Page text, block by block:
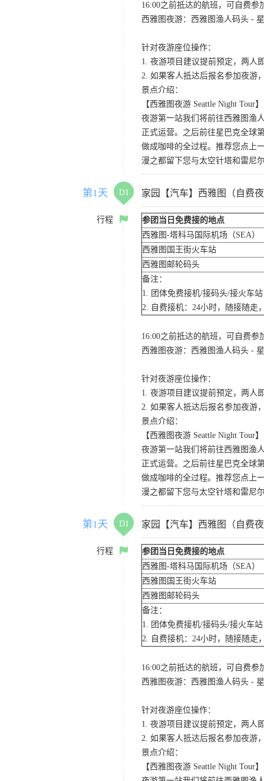
16:00之前抵达的航班，可自费参
西雅图夜游：西雅图渔人码头 -
针对夜游座位操作：
1. 夜游项目建议提前预定，两人
2. 如果客人抵达后报名参加夜游
景点介绍：
【西雅图夜游 Seattle Night Tour】
夜游第一站我们将前往西雅图渔
正式运营。之后前往星巴克全球
做成咖啡的全过程。推荐您点上
漫之都留下您与太空针塔和雷尼
第1天 D1 家园【汽车】西雅图（自费
行程
参团当日免费接的地点
西雅图-塔科马国际机场（SEA）
西雅图国王街火车站
西雅图邮轮码头
备注：
1. 团体免费接机/接码头/接火车
2. 自费接机：24小时，随接随走
16:00之前抵达的航班，可自费参
西雅图夜游：西雅图渔人码头 -
针对夜游座位操作：
1. 夜游项目建议提前预定，两人
2. 如果客人抵达后报名参加夜游
景点介绍：
【西雅图夜游 Seattle Night Tour】
夜游第一站我们将前往西雅图渔
正式运营。之后前往星巴克全球
做成咖啡的全过程。推荐您点上
漫之都留下您与太空针塔和雷尼
第1天 D1 家园【汽车】西雅图（自费
行程
参团当日免费接的地点
西雅图-塔科马国际机场（SEA）
西雅图国王街火车站
西雅图邮轮码头
备注：
1. 团体免费接机/接码头/接火车
2. 自费接机：24小时，随接随走
16:00之前抵达的航班，可自费参
西雅图夜游：西雅图渔人码头 -
针对夜游座位操作：
1. 夜游项目建议提前预定，两人
2. 如果客人抵达后报名参加夜游
景点介绍：
【西雅图夜游 Seattle Night Tour】